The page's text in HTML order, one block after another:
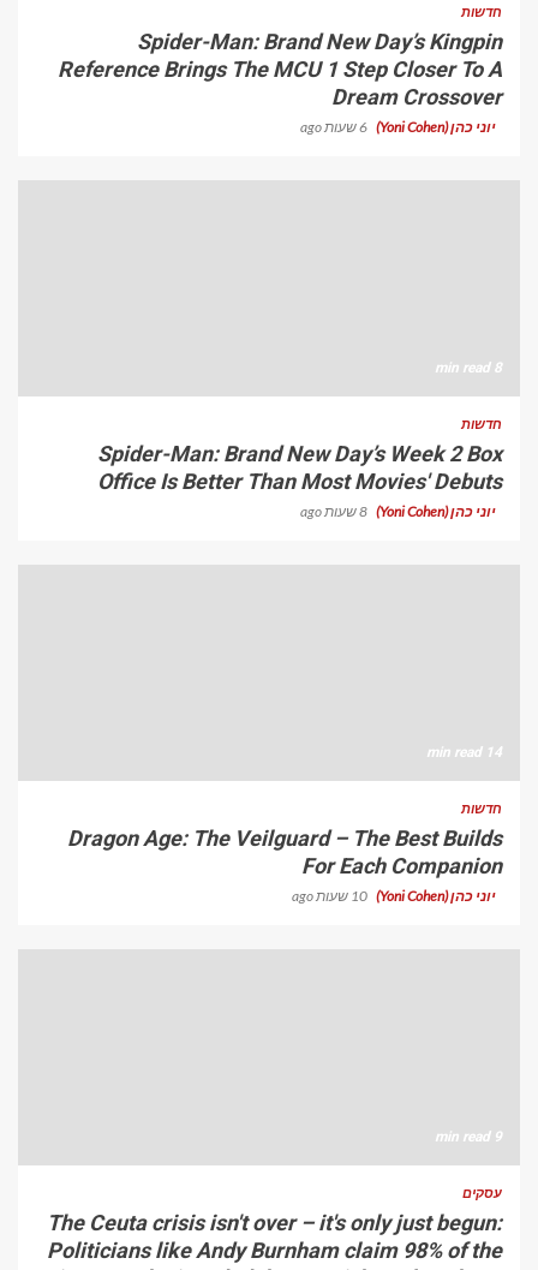
חדשות
Spider-Man: Brand New Day’s Kingpin
Reference Brings The MCU 1 Step Closer To A
Dream Crossover
יוני כהן (Yoni Cohen) 6 שעות ago
8 min read
חדשות
Spider-Man: Brand New Day’s Week 2 Box
Office Is Better Than Most Movies' Debuts
יוני כהן (Yoni Cohen) 8 שעות ago
14 min read
חדשות
Dragon Age: The Veilguard – The Best Builds
For Each Companion
יוני כהן (Yoni Cohen) 10 שעות ago
9 min read
עסקים
The Ceuta crisis isn't over – it's only just begun:
Politicians like Andy Burnham claim 98% of the